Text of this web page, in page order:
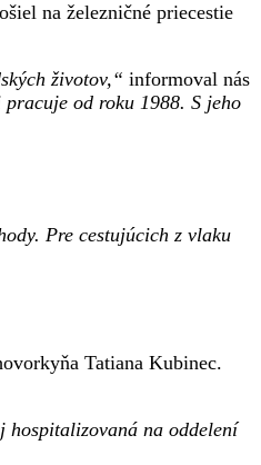
na železničné priecestie
životov,“ informoval nás
od roku 1988. S jeho
Pre cestujúcich z vlaku
Tatiana Kubinec.
na oddelení